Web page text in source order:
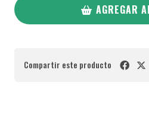
AGREGAR
Compartir este producto